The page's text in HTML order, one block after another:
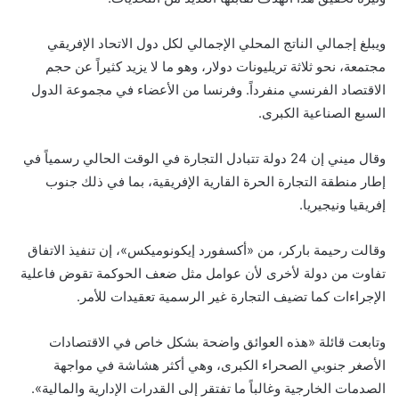
ويبلغ إجمالي الناتج المحلي الإجمالي لكل دول الاتحاد الإفريقي
مجتمعة، نحو ثلاثة تريليونات دولار، وهو ما لا يزيد كثيراً عن حجم
الاقتصاد الفرنسي منفرداً. وفرنسا من الأعضاء في مجموعة الدول
السبع الصناعية الكبرى.
وقال ميني إن 24 دولة تتبادل التجارة في الوقت الحالي رسمياً في
إطار منطقة التجارة الحرة القارية الإفريقية، بما في ذلك جنوب
إفريقيا ونيجيريا.
وقالت رحيمة باركر، من «أكسفورد إيكونوميكس»، إن تنفيذ الاتفاق
تفاوت من دولة لأخرى لأن عوامل مثل ضعف الحوكمة تقوض فاعلية
الإجراءات كما تضيف التجارة غير الرسمية تعقيدات للأمر.
وتابعت قائلة «هذه العوائق واضحة بشكل خاص في الاقتصادات
الأصغر جنوبي الصحراء الكبرى، وهي أكثر هشاشة في مواجهة
الصدمات الخارجية وغالباً ما تفتقر إلى القدرات الإدارية والمالية».